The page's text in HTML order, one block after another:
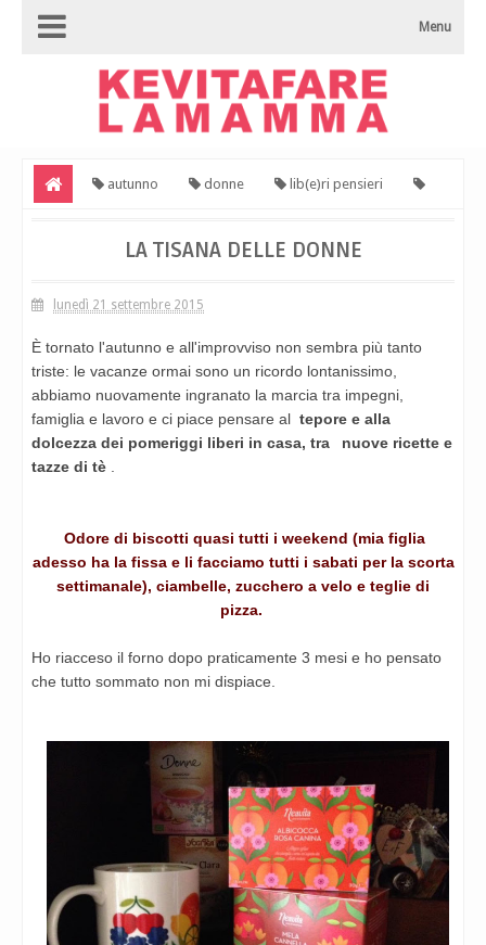
Menu
autunno donne lib(e)ri pensieri
LA TISANA DELLE DONNE
lunedì 21 settembre 2015
È tornato l'autunno e all'improvviso non sembra più tanto
triste: le vacanze ormai sono un ricordo lontanissimo,
abbiamo nuovamente ingranato la marcia tra impegni,
famiglia e lavoro e ci piace pensare al tepore e alla
dolcezza dei pomeriggi liberi in casa, tra
nuove ricette e
tazze di tè
Odore di biscotti quasi tutti i weekend (mia figlia
adesso ha la fissa e li facciamo tutti i sabati per la scorta
settimanale), ciambelle, zucchero a velo e teglie di
pizza.
Ho riacceso il forno dopo praticamente 3 mesi e ho pensato
che tutto sommato non mi dispiace.